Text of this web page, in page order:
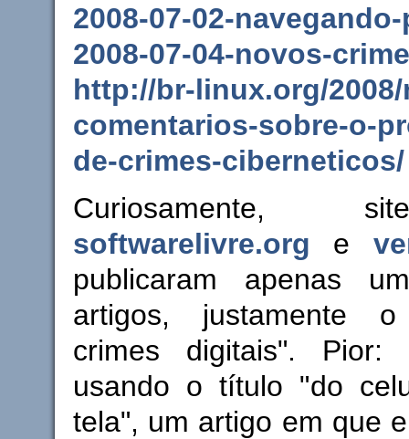
2008-07-02-
2008-07-04-novos-
http://br-linux.org/2008/
comentarios-sobre-o-
de-crimes-ciberneticos/
Curiosamente,
softwarelivre.org e
publicaram apenas
artigos, justamente o
crimes digitais". Pior:
usando o título "do
tela", um artigo em que